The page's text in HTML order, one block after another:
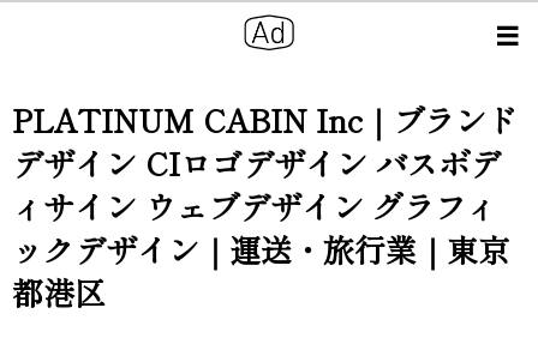
PLATINUM CABIN Inc｜ブランド
デザイン CIロゴデザイン バスボデ
ィサイン ウェブデザイン グラフィ
ックデザイン｜運送・旅行業｜東京
都港区